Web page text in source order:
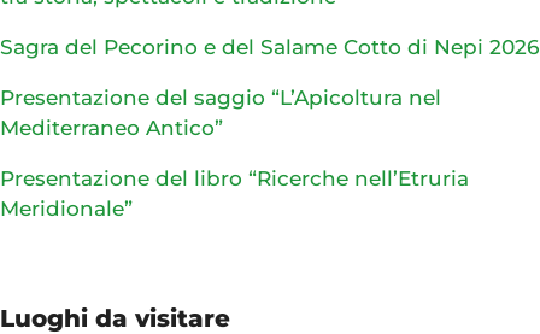
Sagra del Pecorino e del Salame Cotto di Nepi 2026
Presentazione del saggio “L’Apicoltura nel
Mediterraneo Antico”
Presentazione del libro “Ricerche nell’Etruria
Meridionale”
Luoghi da visitare